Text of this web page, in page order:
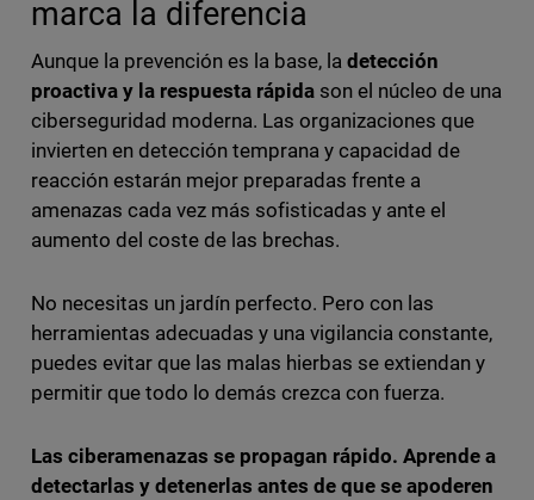
marca la diferencia
Aunque la prevención es la base, ladetección
proactiva y la respuesta rápida son el núcleo de una
ciberseguridad moderna. Las organizaciones que
invierten en detección temprana y capacidad de
reacción estarán mejor preparadas frente a
amenazas cada vez más sofisticadas y ante el
aumento del coste de las brechas.
No necesitas un jardín perfecto. Pero con las
herramientas adecuadas y una vigilancia constante,
puedes evitar que las malas hierbas se extiendan y
permitir que todo lo demás crezca con fuerza.
Las ciberamenazas se propagan rápido. Aprende a
detectarlas y detenerlas antes de que se apoderen